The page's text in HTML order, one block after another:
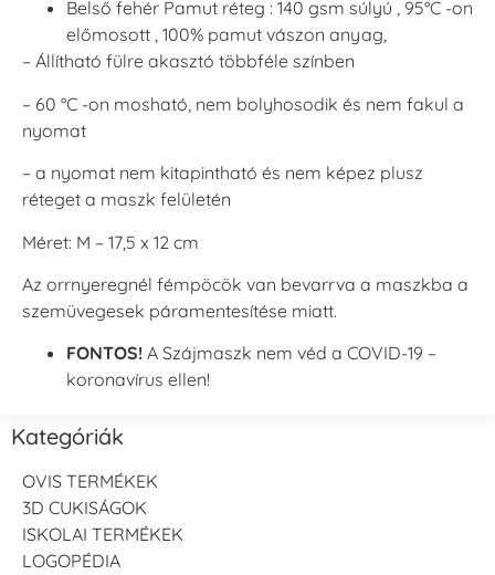
Belső fehér Pamut réteg : 140 gsm súlyú , 95°C -on
előmosott , 100% pamut vászon anyag,
– Állítható fülre akasztó többféle színben
– 60 °C -on mosható, nem bolyhosodik és nem fakul a
nyomat
– a nyomat nem kitapintható és nem képez plusz
réteget a maszk felületén
Méret: M – 17,5 x 12 cm
Az orrnyeregnél fémpöcök van bevarrva a maszkba a
szemüvegesek páramentesítése miatt.
FONTOS! A Szájmaszk nem véd a COVID-19 –
koronavírus ellen!
Kategóriák
OVIS TERMÉKEK
3D CUKISÁGOK
ISKOLAI TERMÉKEK
LOGOPÉDIA